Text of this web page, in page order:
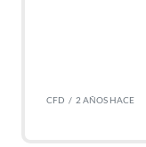
CFD / 2 AÑOS HACE